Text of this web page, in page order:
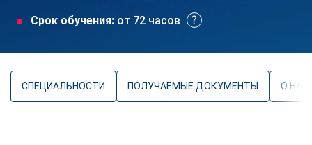
Срок обучения: от 72 часов
СПЕЦИАЛЬНОСТИ ПОЛУЧАЕМЫЕ ДОКУМЕНТЫ О